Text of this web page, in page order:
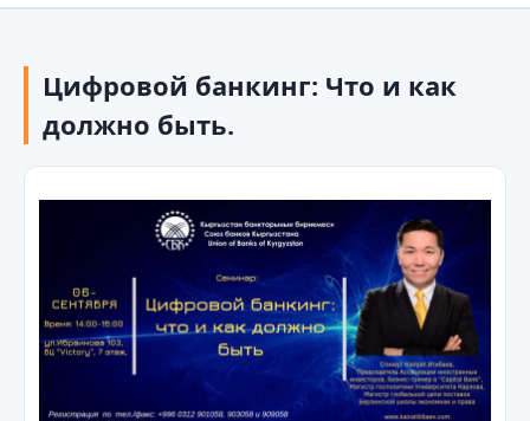
Новости
Академия
Члены и партнеры
Сотрудничество
Контакты
Цифровой банкинг: Что и как
должно быть.